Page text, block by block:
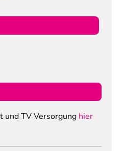
und TV Versorgung hier